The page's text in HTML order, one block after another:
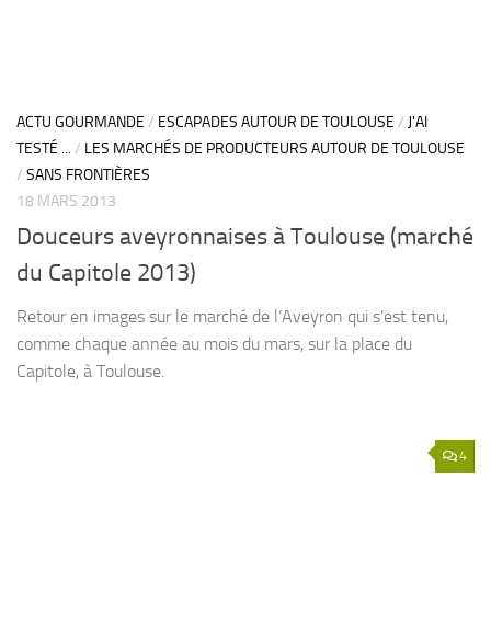
ACTU GOURMANDE / ESCAPADES AUTOUR DE TOULOUSE / J'AI
TESTÉ ... / LES MARCHÉS DE PRODUCTEURS AUTOUR DE TOULOUSE
/ SANS FRONTIÈRES
18 MARS 2013
Douceurs aveyronnaises à Toulouse (marché
du Capitole 2013)
Retour en images sur le marché de l’Aveyron qui s’est tenu,
comme chaque année au mois du mars, sur la place du
Capitole, à Toulouse.
4